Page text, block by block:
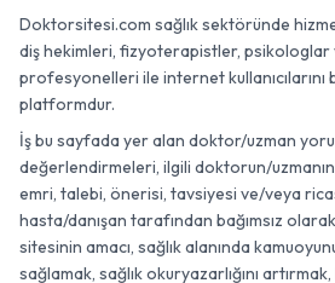
Doktorsitesi.com sağlık sektöründe
diş hekimleri, fizyoterapistler, psikologlar
profesyonelleri ile internet kullanıcılarını
platformdur.
İş bu sayfada yer alan doktor/uzman
değerlendirmeleri, ilgili doktorun/
emri, talebi, önerisi, tavsiyesi ve/veya
hasta/danışan tarafından bağımsız
sitesinin amacı, sağlık alanında
sağlamak, sağlık okuryazarlığını